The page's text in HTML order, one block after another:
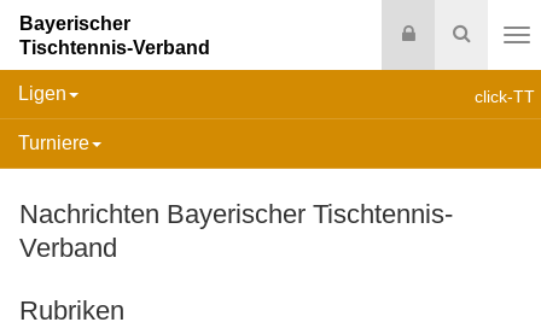
Suche
Login
Bayerischer
Tischtennis-Verband
click-TT
Ligen
Turniere
Nachrichten Bayerischer Tischtennis-
Verband
Rubriken